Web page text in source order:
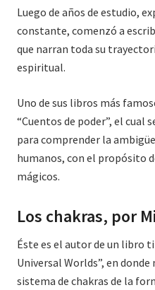
Luego de años de estudio,
constante, comenzó a
que narran toda su
espiritual.
Uno de sus libros más
“Cuentos de poder”, el cual
para comprender la
humanos, con el propósito
mágicos.
Los chakras, por
Éste es el autor de un libro
Universal Worlds”, en
sistema de chakras de la